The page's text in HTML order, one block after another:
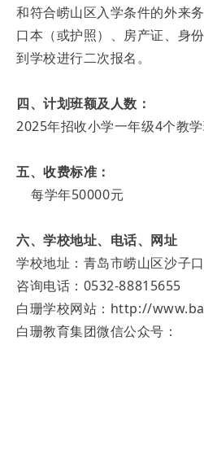
和符合崂山区入学条件的外来
口本（或护照）、房产证、身
到学校进行二次报名。
四、计划班额及人数：
2025年招收小学一年级4个教学
五、收费标准：
每学年50000元
六、学校地址、电话、网址
学校地址：青岛市崂山区沙子
咨询电话：0532-88815655
白珊学校网站：http://
白珊教育集团微信公众号：